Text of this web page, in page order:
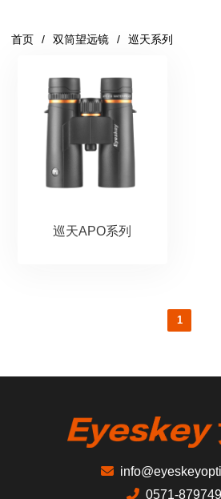
首页 双筒望远镜 巡天系列
巡天APO系列
1
0571-